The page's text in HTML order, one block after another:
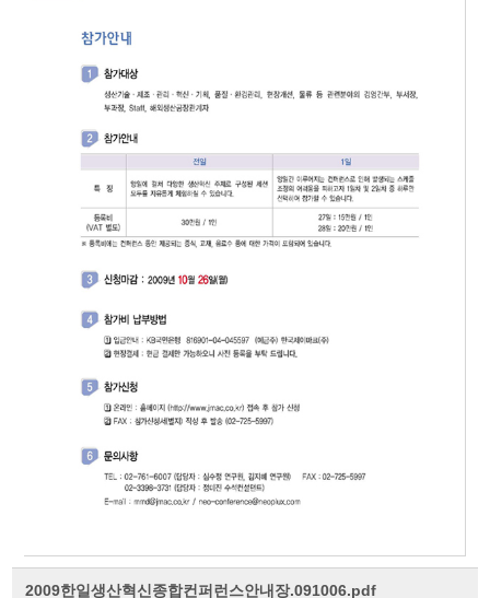
2009한일생산혁신종합컨퍼런스안내장.091006.pdf